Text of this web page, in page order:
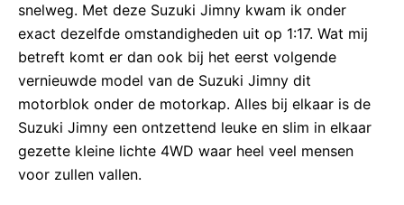
snelweg. Met deze Suzuki Jimny kwam ik onder
exact dezelfde omstandigheden uit op 1:17. Wat mij
betreft komt er dan ook bij het eerst volgende
vernieuwde model van de Suzuki Jimny dit
motorblok onder de motorkap. Alles bij elkaar is de
Suzuki Jimny een ontzettend leuke en slim in elkaar
gezette kleine lichte 4WD waar heel veel mensen
voor zullen vallen.